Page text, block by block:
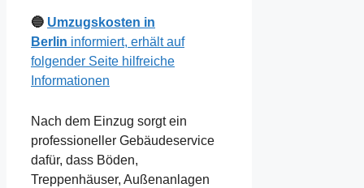
🔵 Umzugskosten in
Berlin informiert, erhält auf
folgender Seite hilfreiche
Informationen
Nach dem Einzug sorgt ein
professioneller Gebäudeservice
dafür, dass Böden,
Treppenhäuser, Außenanlagen